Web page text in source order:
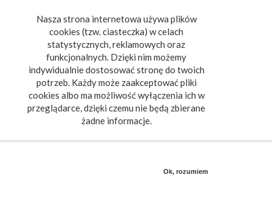
Nasza strona internetowa używa plików
cookies (tzw. ciasteczka) w celach
statystycznych, reklamowych oraz
funkcjonalnych. Dzięki nim możemy
indywidualnie dostosować stronę do twoich
potrzeb. Każdy może zaakceptować pliki
cookies albo ma możliwość wyłączenia ich w
przeglądarce, dzięki czemu nie będą zbierane
żadne informacje.
Ok, rozumiem